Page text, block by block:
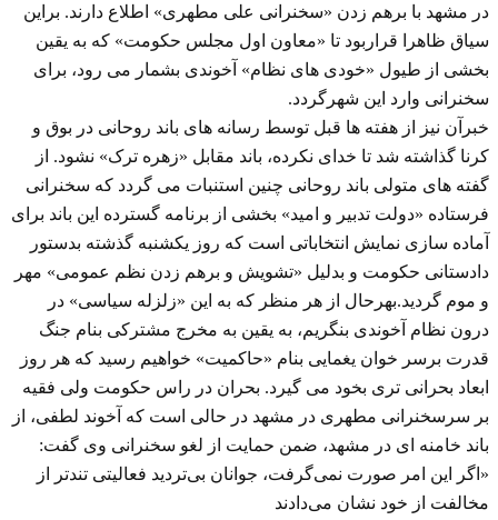
در مشهد با برهم زدن «سخنرانی علی مطهری» اطلاع دارند. براین
سیاق ظاهرا قراربود تا «معاون اول مجلس حکومت» که به یقین
بخشی از طیول «خودی های نظام» آخوندی بشمار می رود، برای
سخنرانی وارد این شهرگردد.
خبرآن نیز از هفته ها قبل توسط رسانه های باند روحانی در بوق و
کرنا گذاشته شد تا خدای نکرده، باند مقابل «زهره ترک» نشود. از
گفته های متولی باند روحانی چنین استنبات می گردد که سخنرانی
فرستاده «دولت تدبیر و امید» بخشی از برنامه گسترده این باند برای
آماده سازی نمایش انتخاباتی است که روز یکشنبه گذشته بدستور
دادستانی حکومت و بدلیل «تشویش و برهم زدن نظم عمومی» مهر
و موم گردید.بهرحال از هر منظر که به این «زلزله سیاسی» در
درون نظام آخوندی بنگریم، به یقین به مخرج مشترکی بنام جنگ
قدرت برسر خوان یغمایی بنام «حاکمیت» خواهیم رسید که هر روز
ابعاد بحرانی تری بخود می گیرد. بحران در راس حکومت ولی فقیه
بر سرسخنرانی مطهری در مشهد در حالی است که آخوند لطفی، از
باند خامنه ای در مشهد، ضمن حمایت از لغو سخنرانی وی گفت:
«اگر این امر صورت نمی‌گرفت، جوانان بی‌تردید فعالیتی تندتر از
مخالفت از خود نشان می‌دادند